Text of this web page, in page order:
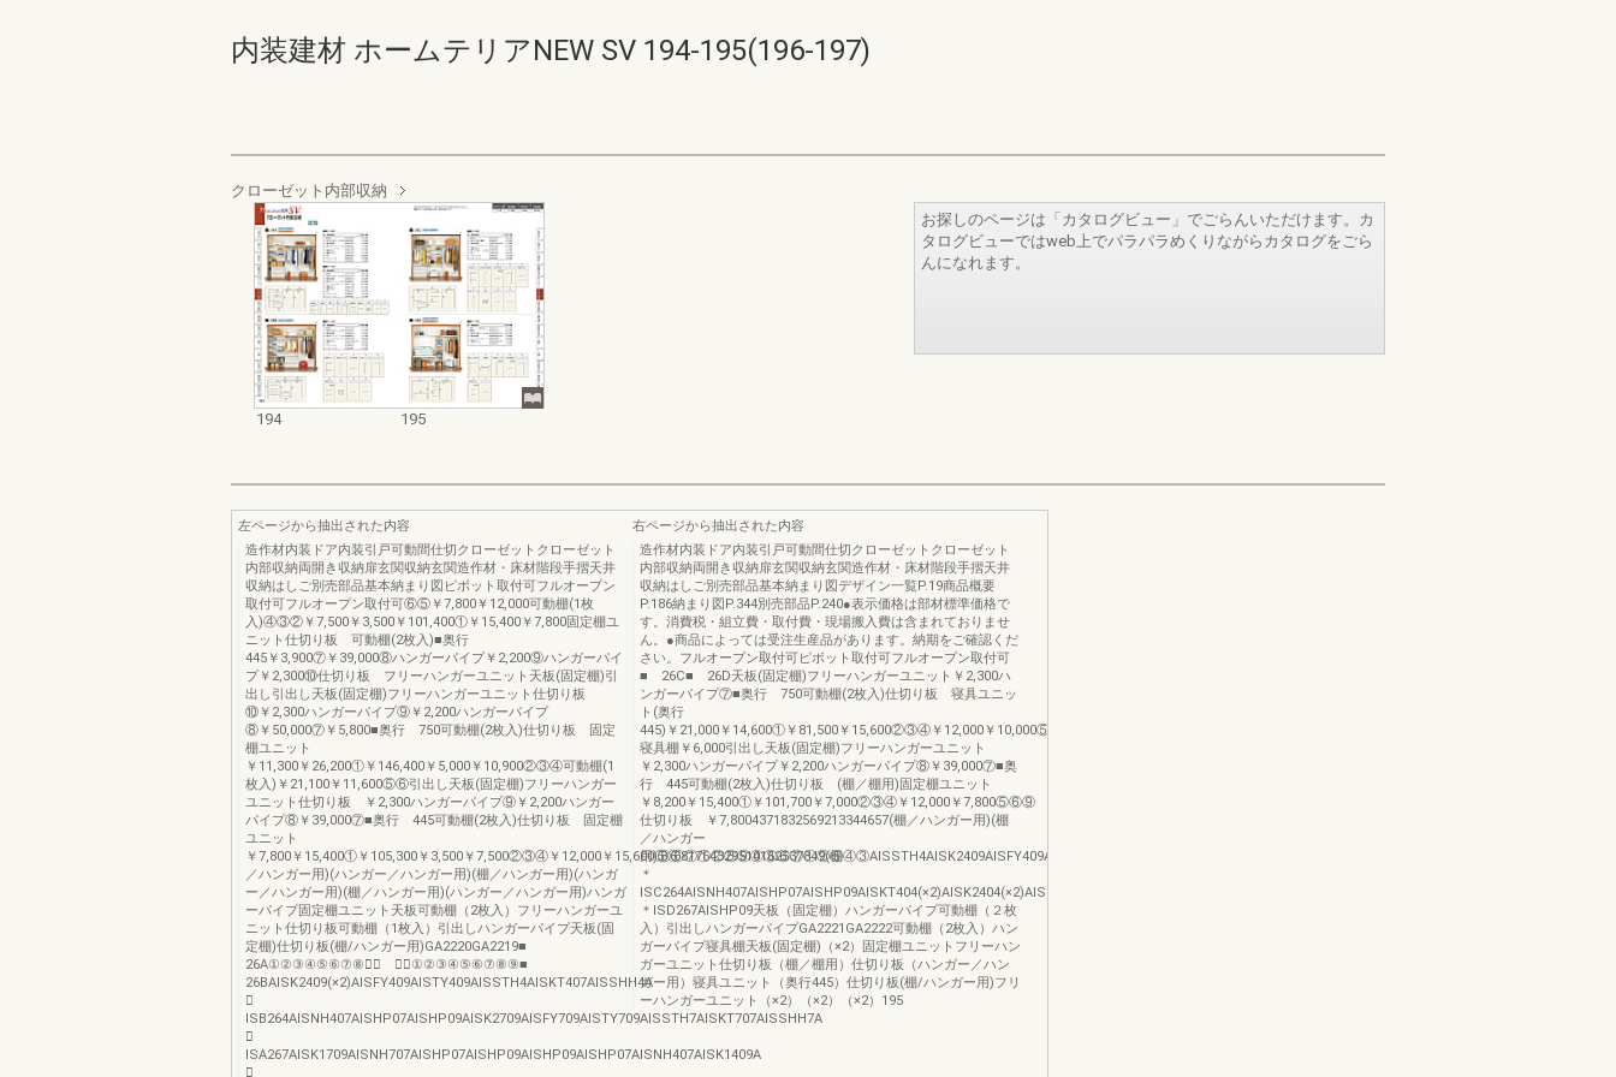
内装建材 ホームテリアNEW SV 194-195(196-197)
クローゼット内部収納
194 195
お探しのページは「カタログビュー」でごらんいただけます。カ
タログビューではweb上でパラパラめくりながらカタログをごら
んになれます。
左ページから抽出された内容
造作材内装ドア内装引戸可動間仕切クローゼットクローゼット
内部収納両開き収納扉玄関収納玄関造作材・床材階段手摺天井
収納はしご別売部品基本納まり図ピボット取付可フルオープン
取付可フルオープン取付可⑥⑤￥7,800￥12,000可動棚(1枚
入)④③②￥7,500￥3,500￥101,400①￥15,400￥7,800固定棚ユ
ニット仕切り板 可動棚(2枚入)■奥行
445￥3,900⑦￥39,000⑧ハンガーパイプ￥2,200⑨ハンガーパイ
プ￥2,300⑩仕切り板 フリーハンガーユニット天板(固定棚)引
出し引出し天板(固定棚)フリーハンガーユニット仕切り板
⑩￥2,300ハンガーパイプ⑨￥2,200ハンガーパイプ
⑧￥50,000⑦￥5,800■奥行 750可動棚(2枚入)仕切り板 固定
棚ユニット
￥11,300￥26,200①￥146,400￥5,000￥10,900②③④可動棚(1
枚入)￥21,100￥11,600⑤⑥引出し天板(固定棚)フリーハンガー
ユニット仕切り板 ￥2,300ハンガーパイプ⑨￥2,200ハンガー
パイプ⑧￥39,000⑦■奥行 445可動棚(2枚入)仕切り板 固定棚
ユニット
￥7,800￥15,400①￥105,300￥3,500￥7,500②③④￥12,000￥15,600⑤⑥81764329510162537849(棚
／ハンガー用)(ハンガー／ハンガー用)(棚／ハンガー用)(ハンガ
ー／ハンガー用)(棚／ハンガー用)(ハンガー／ハンガー用)ハンガ
ーパイプ固定棚ユニット天板可動棚（2枚入）フリーハンガーユ
ニット仕切り板可動棚（1枚入）引出しハンガーパイプ天板(固
定棚)仕切り板(棚/ハンガー用)GA2220GA2219■
26A①②③④⑤⑥⑦⑧⑨⃝ １０①②③④⑤⑥⑦⑧⑨■
26BAISK2409(×2)AISFY409AISTY409AISSTH4AISKT407AISSHH4A
＊
ISB264AISNH407AISHP07AISHP09AISK2709AISFY709AISTY709AISSTH7AISKT707AISSHH7A
＊
ISA267AISK1709AISNH707AISHP07AISHP09AISHP09AISHP07AISNH407AISK1409A
＊
右ページから抽出された内容
造作材内装ドア内装引戸可動間仕切クローゼットクローゼット
内部収納両開き収納扉玄関収納玄関造作材・床材階段手摺天井
収納はしご別売部品基本納まり図デザイン一覧P.19商品概要
P.186納まり図P.344別売部品P.240●表示価格は部材標準価格で
す。消費税・組立費・取付費・現場搬入費は含まれておりませ
ん。●商品によっては受注生産品があります。納期をご確認くだ
さい。フルオープン取付可ピボット取付可フルオープン取付可
■ 26C■ 26D天板(固定棚)フリーハンガーユニット￥2,300ハ
ンガーパイプ⑦■奥行 750可動棚(2枚入)仕切り板 寝具ユニッ
ト(奥行
445)￥21,000￥14,600①￥81,500￥15,600②③④￥12,000￥10,000⑤⑥
寝具棚￥6,000引出し天板(固定棚)フリーハンガーユニット
￥2,300ハンガーパイプ￥2,200ハンガーパイプ⑧￥39,000⑦■奥
行 445可動棚(2枚入)仕切り板 (棚／棚用)固定棚ユニット
￥8,200￥15,400①￥101,700￥7,000②③④￥12,000￥7,800⑤⑥⑨
仕切り板 ￥7,8004371832569213344657(棚／ハンガー用)(棚
／ハンガー
用)⑧⑥⑦①②⑤⑨④③⑥⑦①②⑤④③AISSTH4AISK2409AISFY409AISTY409AISSTT4AISKT407(×2)A
＊
ISC264AISNH407AISHP07AISHP09AISKT404(×2)AISK2404(×2)AISFY409AISSY412AISSD712AISSTH4(×2)A
＊ISD267AISHP09天板（固定棚）ハンガーパイプ可動棚（２枚
入）引出しハンガーパイプGA2221GA2222可動棚（2枚入）ハン
ガーパイプ寝具棚天板(固定棚)（×2）固定棚ユニットフリーハン
ガーユニット仕切り板（棚／棚用）仕切り板（ハンガー／ハン
ガー用）寝具ユニット（奥行445）仕切り板(棚/ハンガー用)フリ
ーハンガーユニット（×2）（×2）（×2）195